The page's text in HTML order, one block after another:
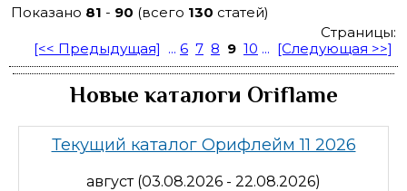
Показано 81 - 90 (всего 130 статей)
Страницы:
[<< Предыдущая] ... 6 7 8 9 10 ... [Следующая >>]
Новые каталоги Oriflame
Текущий каталог Орифлейм 11 2026
август (03.08.2026 - 22.08.2026)